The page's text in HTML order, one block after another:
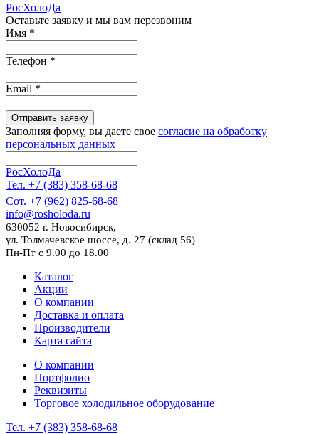
РосХолоДа
Оставьте заявку и мы вам перезвоним
Имя *
Телефон *
Email *
Отправить заявку
Заполняя форму, вы даете свое согласие на обработку
персональных данных
РосХолоДа
Тел. +7 (383) 358-68-68
Сот. +7 (962) 825-68-68
info@rosholoda.ru
630052 г. Новосибирск,
ул. Толмачевское шоссе, д. 27 (склад 56)
Пн-Пт с 9.00 до 18.00
Каталог
Акции
О компании
Доставка и оплата
Производители
Карта сайта
О компании
Портфолио
Реквизиты
Торговое холодильное оборудование
Тел. +7 (383) 358-68-68